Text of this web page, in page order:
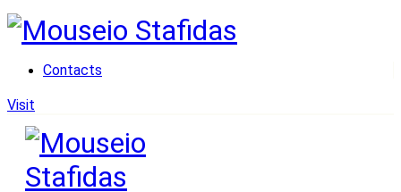
Contacts
Visit